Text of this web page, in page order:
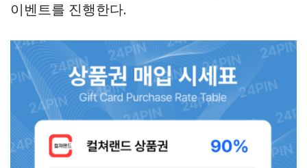
이벤트를 진행한다.